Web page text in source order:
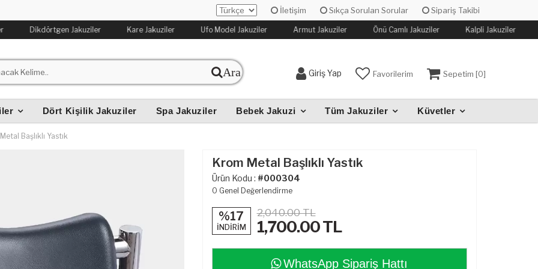
İletişim Sıkça Sorulan Sorular Sipariş Takibi
Dikdörtgen Jakuziler Kare Jakuziler Ufo Model Jakuziler Armut Jakuziler Önü Camlı Jakuziler Kalpli Jakuziler
Ara Giriş Yap Favorilerim Sepetim [0]
Dört Kişilik Jakuziler Spa Jakuziler Bebek Jakuzi Tüm Jakuziler Küvetler
Başlıklı Yastık
Krom Metal Başlıklı Yastık
Ürün Kodu : #000304
0 Genel Değerlendirme
%17
İNDİRİM
2,040.00 TL
1,700.00TL
WhatsApp Sipariş Hattı